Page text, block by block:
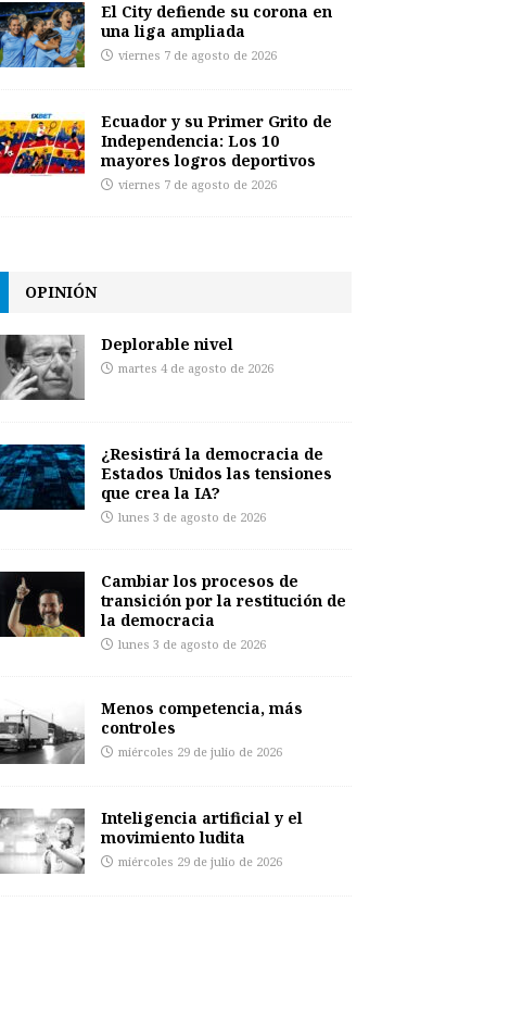
El City defiende su corona en
una liga ampliada
viernes 7 de agosto de 2026
Ecuador y su Primer Grito de
Independencia: Los 10
mayores logros deportivos
viernes 7 de agosto de 2026
OPINIÓN
Deplorable nivel
martes 4 de agosto de 2026
¿Resistirá la democracia de
Estados Unidos las tensiones
que crea la IA?
lunes 3 de agosto de 2026
Cambiar los procesos de
transición por la restitución de
la democracia
lunes 3 de agosto de 2026
Menos competencia, más
controles
miércoles 29 de julio de 2026
Inteligencia artificial y el
movimiento ludita
miércoles 29 de julio de 2026